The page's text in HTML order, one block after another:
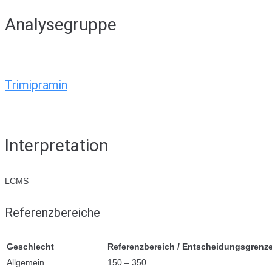
Analysegruppe
Trimipramin
Interpretation
LCMS
Referenzbereiche
Geschlecht
Referenzbereich /
Allgemein
150 – 350